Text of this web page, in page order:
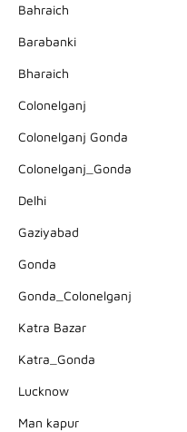
Bahraich
Barabanki
Bharaich
Colonelganj
Colonelganj Gonda
Colonelganj_Gonda
Delhi
Gaziyabad
Gonda
Gonda_Colonelganj
Katra Bazar
Katra_Gonda
Lucknow
Man kapur